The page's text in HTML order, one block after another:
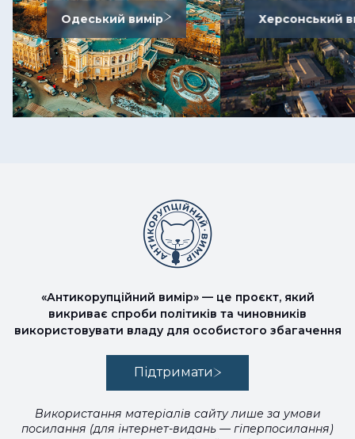
Одеський вимір Херсонський
«Антикорупційний вимір» — це проєкт, який
викриває спроби політиків та чиновників
використовувати владу для особистого збагачення
Підтримати
Використання матеріалів сайту лише за умови
посилання (для інтернет-видань — гіперпосилання)